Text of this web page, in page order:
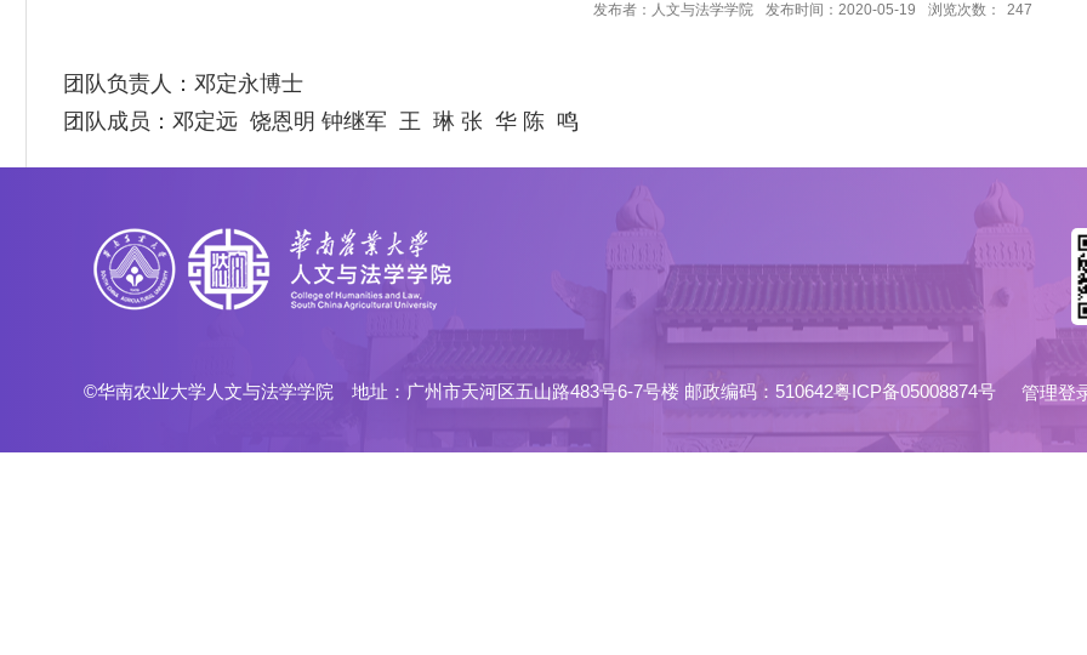
发布者：人文与法学学院 发布时间：2020-05-19 浏览次数： 247
团队负责人：邓定永博士
团队成员：邓定远 饶恩明 钟继军 王 琳 张 华 陈 鸣
©华南农业大学人文与法学学院 地址：广州市天河区五山路483号6-7号楼 邮政编码：510642粤ICP备05008874号 管理登